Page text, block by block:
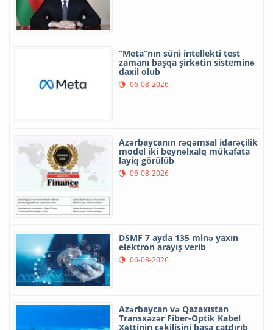
“Meta”nın süni intellekti test
zamanı başqa şirkətin sisteminə
daxil olub
06-08-2026
Azərbaycanın rəqəmsal idarəçilik
model iki beynəlxalq mükafata
layiq görülüb
06-08-2026
DSMF 7 ayda 135 minə yaxın
elektron arayış verib
06-08-2026
Azərbaycan və Qazaxıstan
Transxəzər Fiber-Optik Kabel
Xəttinin çəkilişini başa çatdırıb